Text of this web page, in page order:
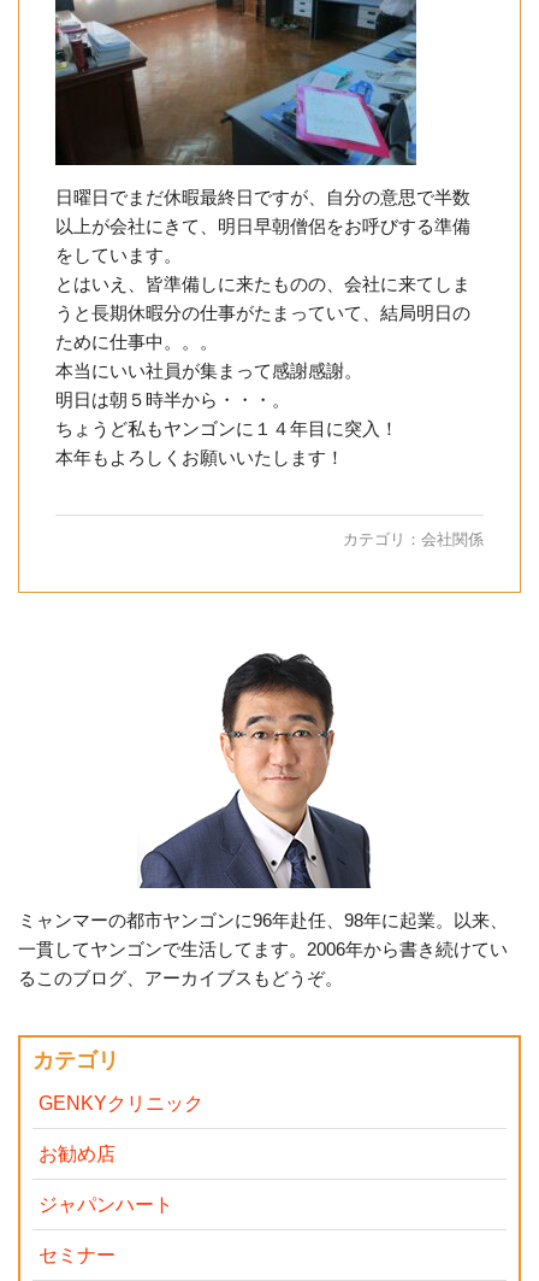
日曜日でまだ休暇最終日ですが、自分の意思で半数
以上が会社にきて、明日早朝僧侶をお呼びする準備
をしています。
とはいえ、皆準備しに来たものの、会社に来てしま
うと長期休暇分の仕事がたまっていて、結局明日の
ために仕事中。。。
本当にいい社員が集まって感謝感謝。
明日は朝５時半から・・・。
ちょうど私もヤンゴンに１４年目に突入！
本年もよろしくお願いいたします！
カテゴリ： 会社関係
ミャンマーの都市ヤンゴンに96年赴任、98年に起業。以来、
一貫してヤンゴンで生活してます。2006年から書き続けてい
るこのブログ、アーカイブスもどうぞ。
カテゴリ
GENKYクリニック
お勧め店
ジャパンハート
セミナー